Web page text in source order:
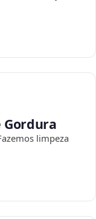
Gordura
limpeza